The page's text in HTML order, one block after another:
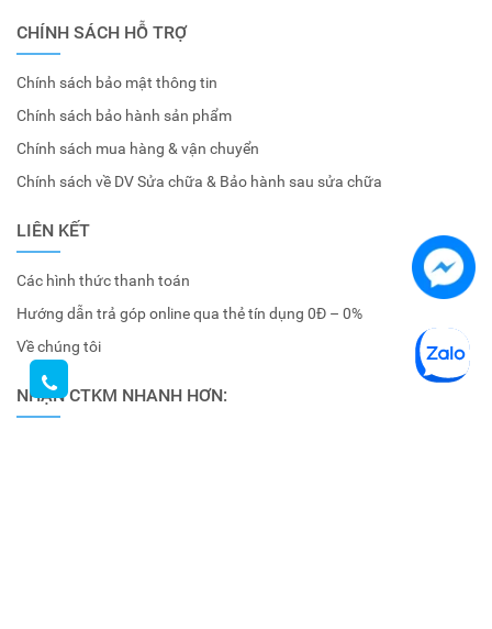
CHÍNH SÁCH HỖ TRỢ
Chính sách bảo mật thông tin
Chính sách bảo hành sản phẩm
Chính sách mua hàng & vận chuyển
Chính sách về DV Sửa chữa & Bảo hành sau sửa chữa
LIÊN KẾT
Các hình thức thanh toán
Hướng dẫn trả góp online qua thẻ tín dụng 0Đ – 0%
Về chúng tôi
NHẬN CTKM NHANH HƠN: